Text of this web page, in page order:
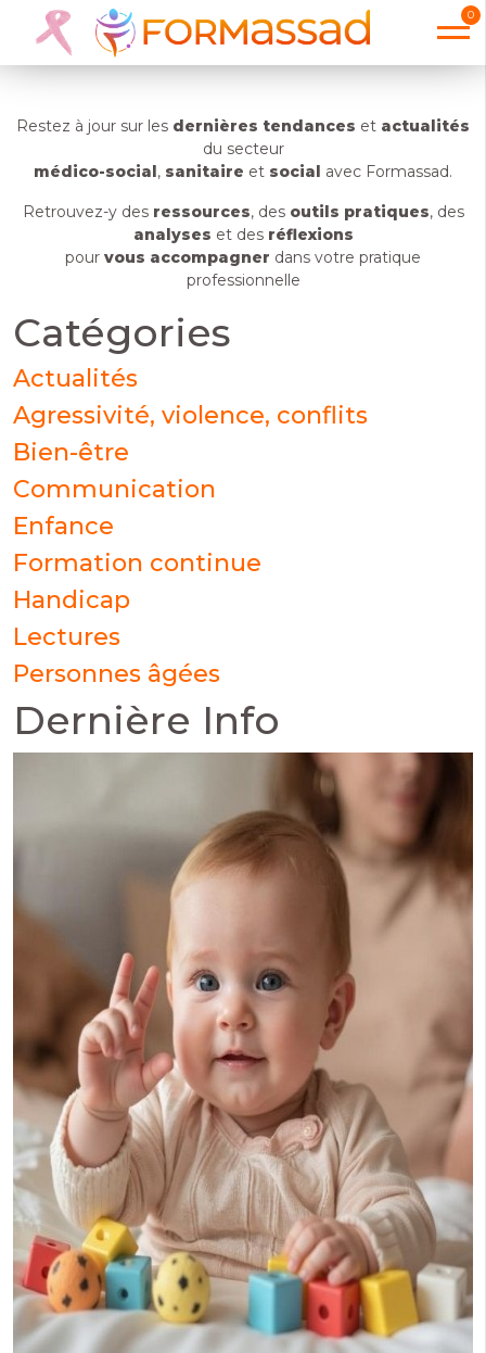
0
maladie
Restez à jour sur les dernières tendances et actualités
du secteur
médico-social, sanitaire et social avec Formassad.
Retrouvez-y des ressources, des outils pratiques, des
analyses et des réflexions
pour vous accompagner dans votre pratique
professionnelle
Catégories
Actualités
Agressivité, violence, conflits
Bien-être
Communication
Enfance
Formation continue
Handicap
Lectures
Personnes âgées
Dernière Info